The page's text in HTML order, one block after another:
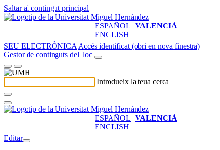
Saltar al contingut principal
ESPAÑOL VALENCIÀ
ENGLISH
SEU ELECTRÒNICA Accés identificat (obri en nova finestra)
Gestor de continguts del lloc
Introdueix la teua cerca
ESPAÑOL VALENCIÀ
ENGLISH
Editar